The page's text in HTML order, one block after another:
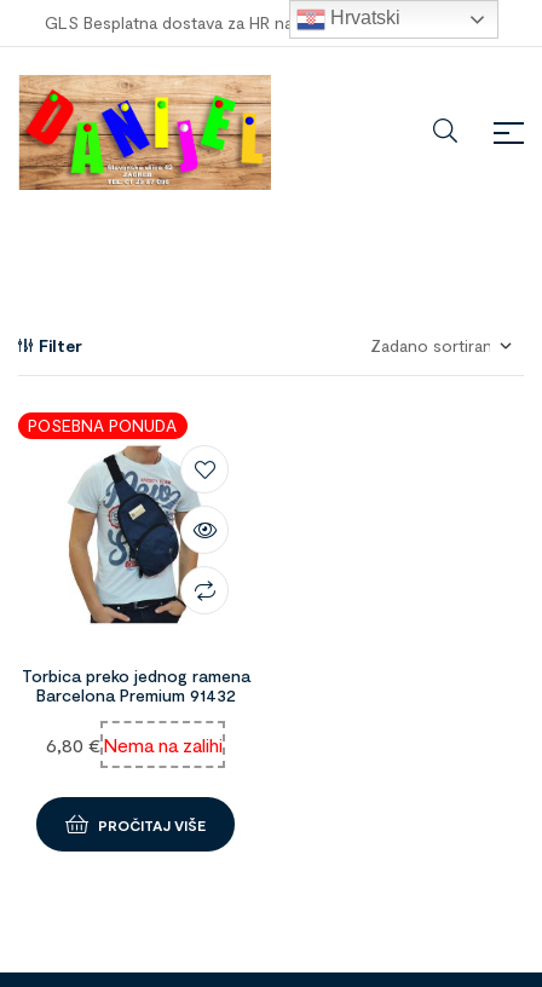
GLS Besplatna dostava za HR narudžbe veće od 100,00 €
Filter
POSEBNA PONUDA
Torbica preko jednog ramena
Barcelona Premium 91432
6,80 €Nema na zalihi
PROČITAJ VIŠE
Hrvatski